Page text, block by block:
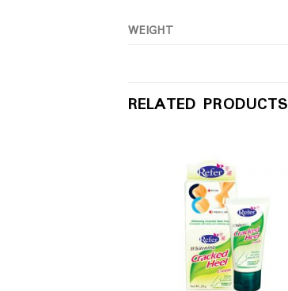
WEIGHT
RELATED PRODUCTS